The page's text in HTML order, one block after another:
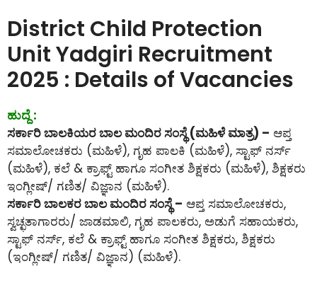
District Child Protection
Unit Yadgiri Recruitment
2025 : Details of Vacancies
ಹುದ್ದೆ :
ಸರ್ಕಾರಿ ಬಾಲಕಿಯರ ಬಾಲ ಮಂದಿರ ಸಂಸ್ಥೆ (ಮಹಿಳೆ ಮಾತ್ರ) – ಆಪ್ತ
ಸಮಾಲೋಚಕರು (ಮಹಿಳೆ), ಗೃಹ ಪಾಲಕಿ (ಮಹಿಳೆ), ಸ್ಟಾಫ್ ನರ್ಸ್
(ಮಹಿಳೆ), ಕಲೆ & ಕ್ರಾಫ್ಟ್ ಹಾಗೂ ಸಂಗೀತ ಶಿಕ್ಷಕರು (ಮಹಿಳೆ), ಶಿಕ್ಷಕರು
ಇಂಗ್ಲೀಷ್/ ಗಣಿತ/ ವಿಜ್ಞಾನ (ಮಹಿಳೆ).
ಸರ್ಕಾರಿ ಬಾಲಕರ ಬಾಲ ಮಂದಿರ ಸಂಸ್ಥೆ – ಆಪ್ತ ಸಮಾಲೋಚಕರು,
ಸ್ವಚ್ಛತಾಗಾರರು/ ಜಾಡಮಾಲಿ, ಗೃಹ ಪಾಲಕರು, ಅಡುಗೆ ಸಹಾಯಕರು,
ಸ್ಟಾಫ್ ನರ್ಸ್, ಕಲೆ & ಕ್ರಾಫ್ಟ್ ಹಾಗೂ ಸಂಗೀತ ಶಿಕ್ಷಕರು, ಶಿಕ್ಷಕರು
(ಇಂಗ್ಲೀಷ್/ ಗಣಿತ/ ವಿಜ್ಞಾನ) (ಮಹಿಳೆ).